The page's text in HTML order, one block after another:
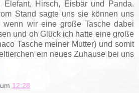
Elefant, Hirsch, Eisbär und Panda.
Stand sagte uns sie können uns
wir eine große Tasche dabei
und oh Glück ich hatte eine große
Tasche meiner Mutter) und somit
ein neues Zuhause bei uns
um 12:28